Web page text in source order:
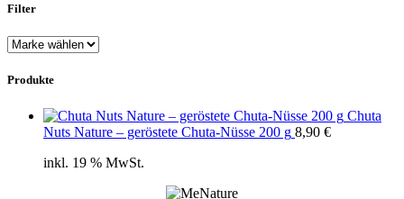
Filter
Produkte
Chuta
Nuts Nature – geröstete Chuta-Nüsse 200 g 8,90 €
inkl. 19 % MwSt.